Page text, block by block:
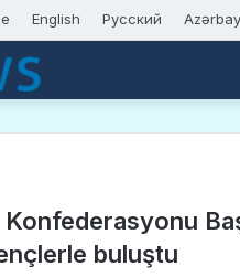
English Русский
buluştu